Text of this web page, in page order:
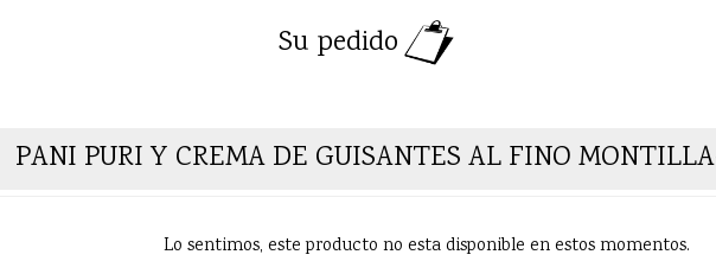
Su pedido
PANI PURI Y CREMA DE GUISANTES AL FINO
Lo sentimos, este producto no esta disponible en estos momentos.